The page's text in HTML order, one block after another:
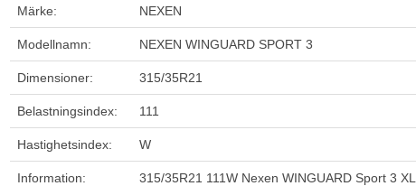
Märke: NEXEN
Modellnamn: NEXEN WINGUARD SPORT 3
Dimensioner: 315/35R21
Belastningsindex: 111
Hastighetsindex: W
Information: 315/35R21 111W Nexen WINGUARD Sport 3